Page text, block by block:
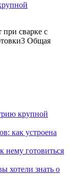
сварке с
Общая
крупной
как устроена
нему готовиться
хотели знать о